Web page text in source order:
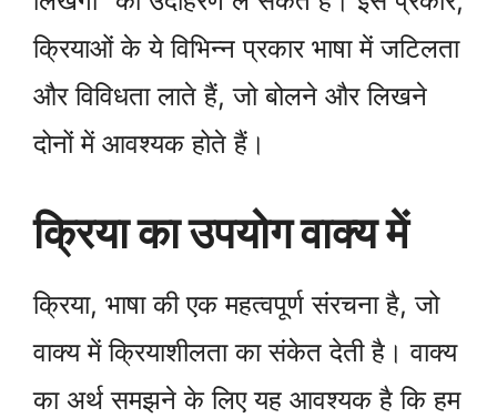
क्रियाओं के ये विभिन्न प्रकार भाषा में जटिलता
और विविधता लाते हैं, जो बोलने और लिखने
दोनों में आवश्यक होते हैं।
क्रिया का उपयोग वाक्य में
क्रिया, भाषा की एक महत्वपूर्ण संरचना है, जो
वाक्य में क्रियाशीलता का संकेत देती है। वाक्य
का अर्थ समझने के लिए यह आवश्यक है कि हम